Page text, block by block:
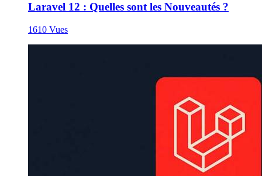
Laravel 12 : Quelles sont les Nouveautés ?
1610 Vues